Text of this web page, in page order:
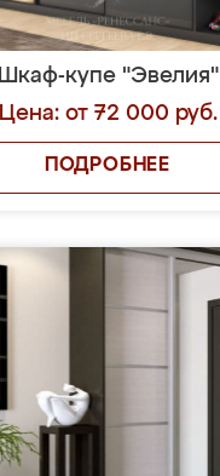
Шкаф-купе "Эвелия"
Цена: от 72 000 руб.
ПОДРОБНЕЕ